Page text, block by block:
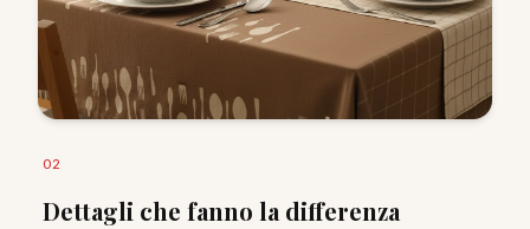
02
Dettagli che fanno la differenza